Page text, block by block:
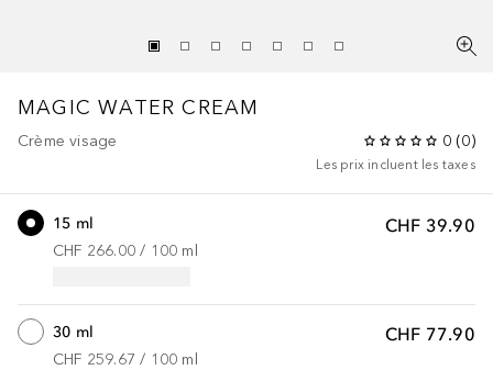
MAGIC WATER CREAM
Crème visage 0 (0)
Les prix incluent les taxes
CHF 39.90
15 ml
CHF 266.00 / 100 ml
CHF 77.90
30 ml
CHF 259.67 / 100 ml